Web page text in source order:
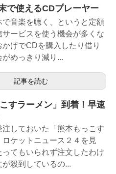
で使えるCDプレーヤー
で音楽を聴く、というと定額
ービスを使う機会が多くな
かげでCDを購入したり借り
めっきり減り...
記事を読む
こすラーメン」到着！早速
注しておいた「熊本もっこす
ロケットニュース２４を見
ってもいられず注文したわけ
殺到しているの...